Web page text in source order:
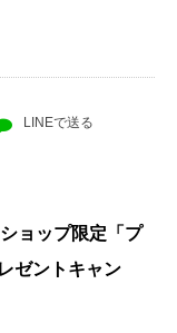
LINEで送る
ョップ限定「プ
ゼントキャン